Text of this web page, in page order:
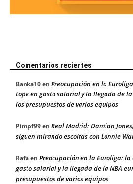
Comentarios recientes
Banka10en Preocupación en la
tope en gasto salarial y la llegada de
los presupuestos de varios equipos
Pimpf99en Real Madrid: Damian
siguen mirando escoltas con Lonnie
Rafaen Preocupación en la Euroliga:
gasto salarial y la llegada de la NBA
presupuestos de varios equipos